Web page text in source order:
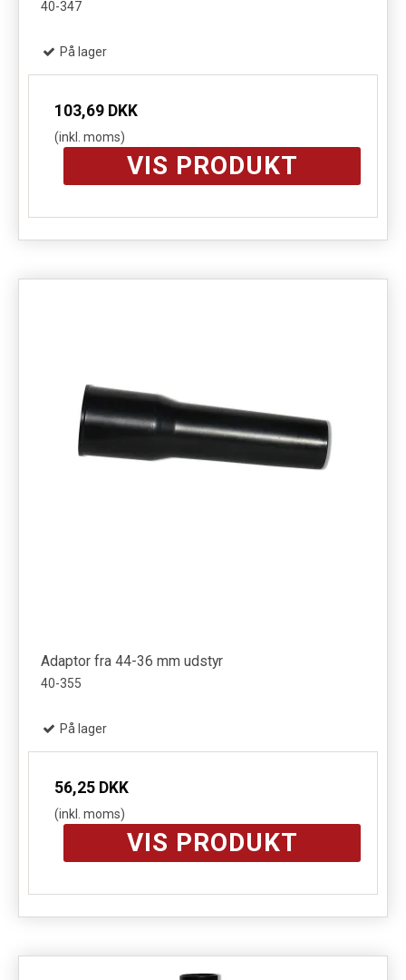
40-347
På lager
103,69 DKK
(inkl. moms)
VIS PRODUKT
Adaptor fra 44-36 mm udstyr
40-355
På lager
56,25 DKK
(inkl. moms)
VIS PRODUKT